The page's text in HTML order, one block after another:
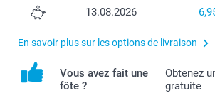
13.08.2026
En savoir plus sur les options de livraison
Vous avez fait une
fôte ?
Obtenez
gratuite